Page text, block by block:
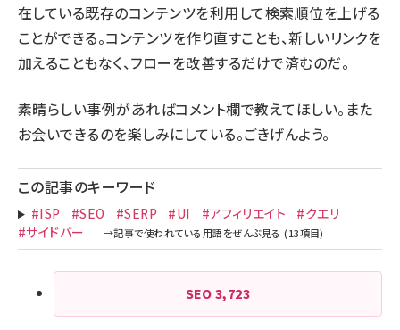
在している既存のコンテンツを利用して検索順位を上げる
ことができる。コンテンツを作り直すことも、新しいリンクを
加えることもなく、フローを改善するだけで済むのだ。
素晴らしい事例があればコメント欄で教えてほしい。また
お会いできるのを楽しみにしている。ごきげんよう。
この記事のキーワード
#ISP #SEO #SERP #UI #アフィリエイト
#クエリ
#サイドバー
SEO 3,723